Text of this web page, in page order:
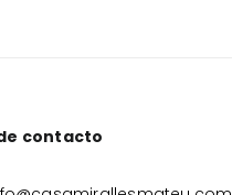
contacto